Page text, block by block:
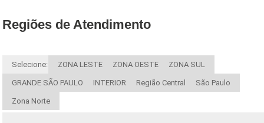
Regiões de Atendimento
Selecione: ZONA LESTE ZONA OESTE ZONA SUL
GRANDE SÃO PAULO INTERIOR Região Central São Paulo
Zona Norte